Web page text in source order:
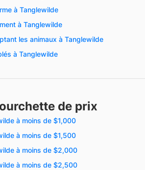
à Tanglewilde
à Tanglewilde
les animaux à Tanglewilde
à Tanglewilde
de prix
à moins de $1,000
à moins de $1,500
à moins de $2,000
à moins de $2,500